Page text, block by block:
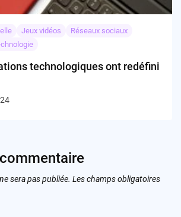
Jeux vidéos
Réseaux sociaux
technologiques ont redéfini
sera pas publiée. Les champs obligatoires